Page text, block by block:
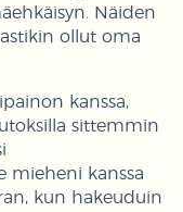
Näiden
ollut oma
kanssa,
sittemmin
mieheni kanssa
kun hakeuduin